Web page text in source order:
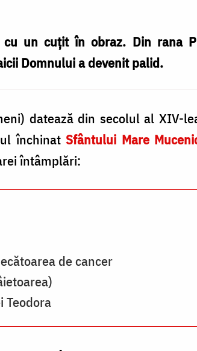
un cuțit în obraz. Din rana
Domnului a devenit palid.
datează din secolul al XIV-
închinatSfântului Mare
întâmplări:
de cancer
Teodora